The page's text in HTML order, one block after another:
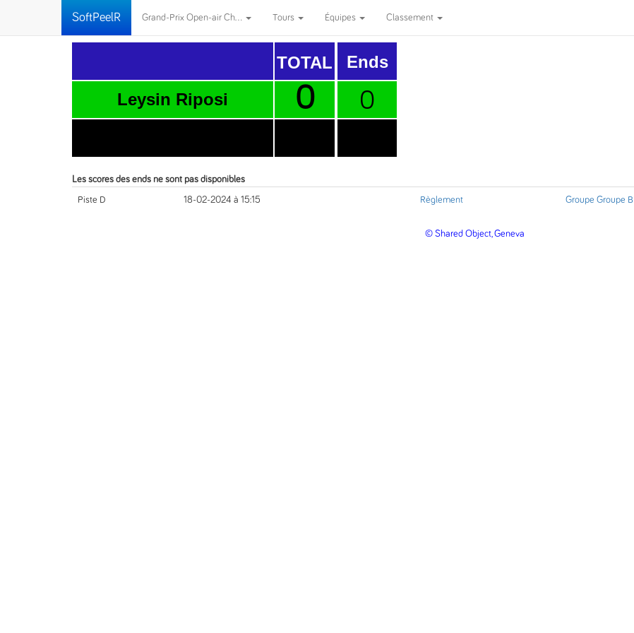
SoftPeelR Grand-Prix Open-air Ch... Tours Équipes Classement
Leysin Riposi
TOTAL
0
Ends
0
Les scores des ends ne sont pas disponibles
Piste D 18-02-2024 à 15:15 Règlement Groupe Groupe B
© Shared Object, Geneva